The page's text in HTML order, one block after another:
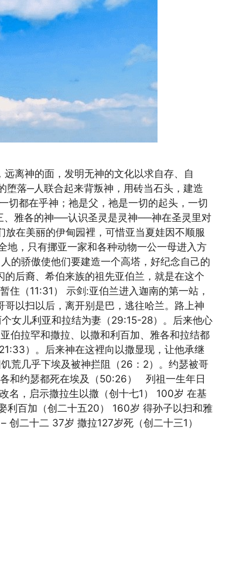
离神的面，发明无神的文化以求自存、自
堕落─人联合起来背叛神，用砖当石头，建造
都在乎神；祂是父，祂是一切的起头，一切
雅各的神──认识圣灵是灵神──神在圣灵里对
在美丽的伊甸园裡，可惜亚当夏娃因不顺服
地，只有挪亚一家和各种动物一公一母进入方
的骄傲使他们要建造一个高塔，好纪念自己的
后裔、希伯来族的祖先亚伯兰，就是在这个
（11:31） 示剑:亚伯兰进入迦南的第一站，
以扫以后，离开别是巴，逃往哈兰。路上神
女儿利亚和拉结为妻（29:15-28）。后来他心
伯拉罕和撒拉、以撒和利百加、雅各和拉结都
）。后来神在这裡向以撒显现，让他承继
荒几乎下埃及被神拦阻（26：2）。约瑟被哥
和约瑟都死在埃及（50:26） 列祖一生年日
名，启示撒拉生以撒（创十七1） 100岁 在基
利百加（创二十五20） 160岁 得孙子以扫和雅
二十二 37岁 撒拉127岁死（创二十三1）